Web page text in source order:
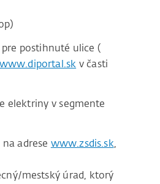
postihnuté ulice (
www.diportal.sk v časti
elektriny v segmente
adrese www.zsdis.sk,
mestský úrad, ktorý